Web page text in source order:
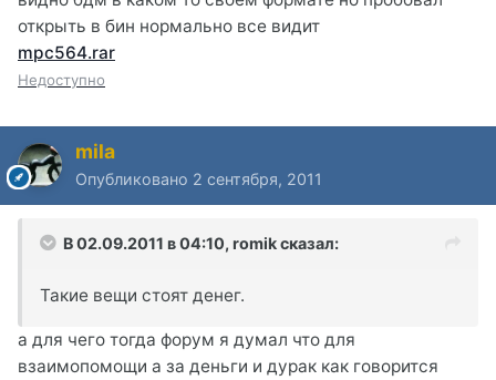
открыть в бин нормально все видит
mpc564.rar
Недоступно
mila
Опубликовано 2 сентября, 2011
В 02.09.2011 в 04:10, romik сказал:
Такие вещи стоят денег.
а для чего тогда форум я думал что для
взаимопомощи а за деньги и дурак как говорится